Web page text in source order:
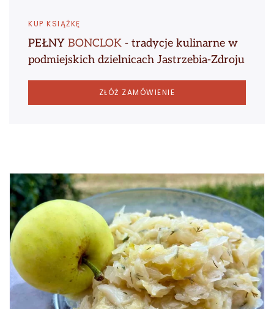
KUP KSIĄŻKĘ
PEŁNY BONCLOK - tradycje kulinarne w
podmiejskich dzielnicach Jastrzebia-Zdroju
ZŁÓŻ ZAMÓWIENIE